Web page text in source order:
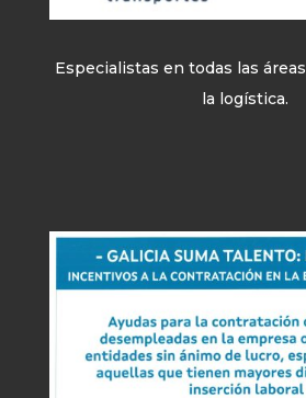
Especialistas en todas las
la logística.